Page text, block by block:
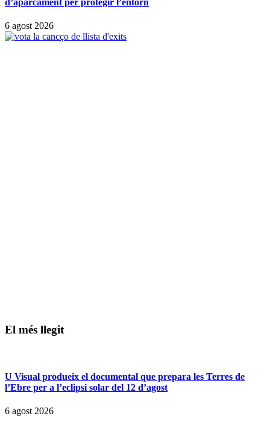
d’aparcament per protegir l’entorn
6 agost 2026
El més llegit
U Visual produeix el documental que prepara les Terres de
l’Ebre per a l’eclipsi solar del 12 d’agost
6 agost 2026